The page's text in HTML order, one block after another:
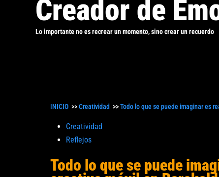
Creador de
Lo importante no es recrear un momento, sino crear un recuerdo
INICIO >>Creatividad >>Todo lo que se puede imaginar es
Publicado
Creatividad
Reflejos
Todo lo que se puede